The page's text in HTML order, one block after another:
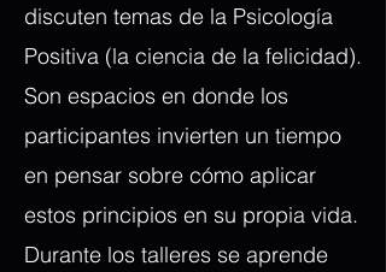
discuten temas de la Psicología
Positiva (la ciencia de la felicidad).
Son espacios en donde los
participantes invierten un tiempo
en pensar sobre cómo aplicar
estos principios en su propia vida.
Durante los talleres se aprende